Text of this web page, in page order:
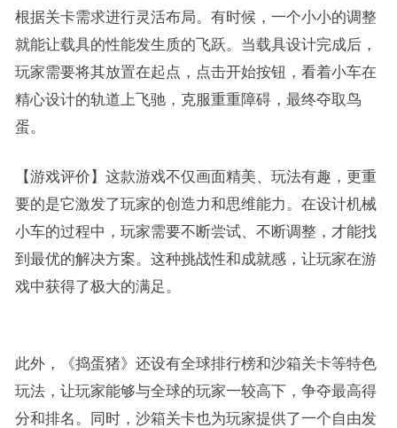
根据关卡需求进行灵活布局。有时候，一个小小的调整
就能让载具的性能发生质的飞跃。当载具设计完成后，
玩家需要将其放置在起点，点击开始按钮，看着小车在
精心设计的轨道上飞驰，克服重重障碍，最终夺取鸟
蛋。
【游戏评价】这款游戏不仅画面精美、玩法有趣，更重
要的是它激发了玩家的创造力和思维能力。在设计机械
小车的过程中，玩家需要不断尝试、不断调整，才能找
到最优的解决方案。这种挑战性和成就感，让玩家在游
戏中获得了极大的满足。
此外，《捣蛋猪》还设有全球排行榜和沙箱关卡等特色
玩法，让玩家能够与全球的玩家一较高下，争夺最高得
分和排名。同时，沙箱关卡也为玩家提供了一个自由发